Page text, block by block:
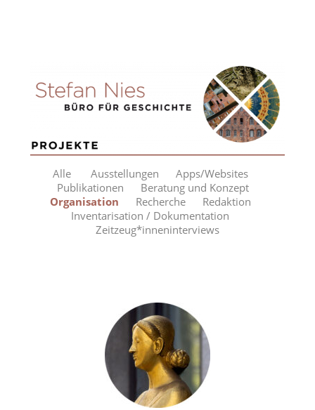
Alle Ausstellungen
Apps/Websites
Publikationen
Beratung und Konzept
Organisation
Recherche
Redaktion
Inventarisation / Dokumentation
Zeitzeug*inneninterviews